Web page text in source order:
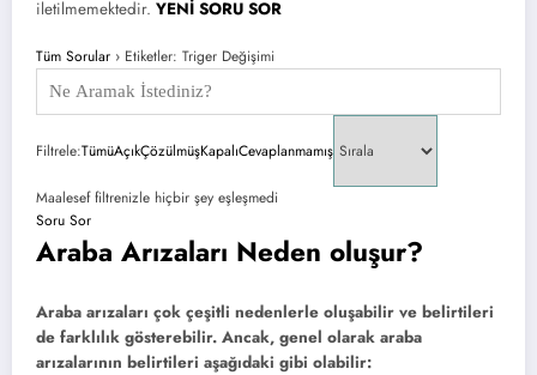
iletilmemektedir. YENİ SORU SOR
Tüm Sorular › Etiketler: Triger Değişimi
Filtrele:TümüAçıkÇözülmüşKapalıCevaplanmamış
Maalesef filtrenizle hiçbir şey eşleşmedi
Soru Sor
Araba Arızaları Neden oluşur?
Araba arızaları çok çeşitli nedenlerle oluşabilir ve belirtileri
de farklılık gösterebilir. Ancak, genel olarak araba
arızalarının belirtileri aşağıdaki gibi olabilir: